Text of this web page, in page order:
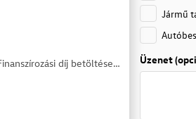
díj betöltése…
Jármű
Üzenet